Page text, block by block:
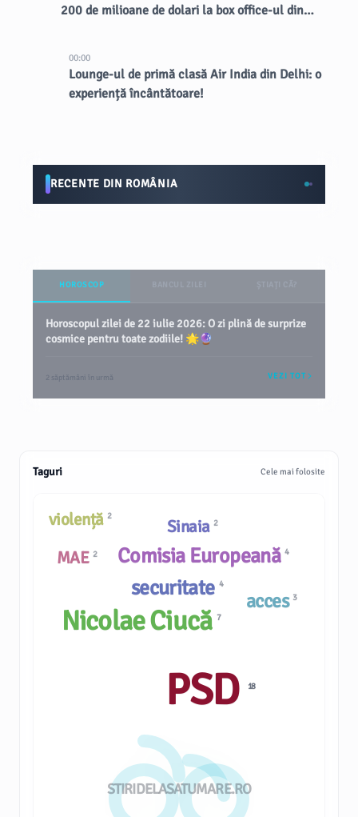
200 de milioane de dolari la box office-ul din
00:00
Lounge-ul de primă clasă Air India din Delhi: o
experiență încântătoare!
RECENTE DIN ROMÂNIA
HOROSCOP
Horoscopul zilei de 22 iulie 2026: O zi plină de surprize
cosmice pentru toate zodiile! 🌟🔮
2 săptămâni în urmă VEZI TOT
Taguri Cele mai folosite
STIRIDELASATUMARE.RO
acces 3
securitate 4
Nicolae Ciucă7
violență 2
Comisia Europeană4
MAE 2
PSD 18
Sinaia 2